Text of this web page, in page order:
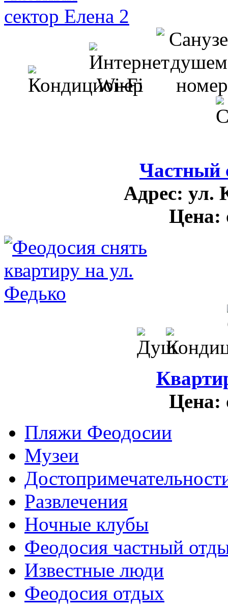
Частный
Адрес: ул.
Цена:
Цена:
Пляжи Феодосии
Музеи
Развлечения
Ночные клубы
Феодосия частный
Известные люди
Феодосия отдых